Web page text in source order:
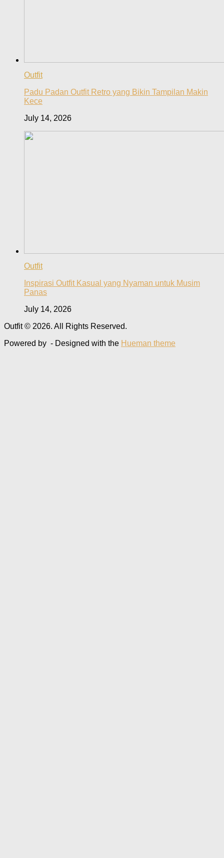
Outfit
Padu Padan Outfit Retro yang Bikin Tampilan Makin
Kece
July 14, 2026
Outfit
Inspirasi Outfit Kasual yang Nyaman untuk Musim
Panas
July 14, 2026
Outfit © 2026. All Rights Reserved.
Powered by - Designed with the Hueman theme